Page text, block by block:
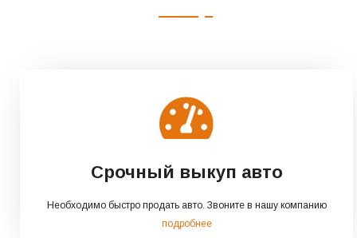
Срочный выкуп авто
Необходимо быстро продать авто. Звоните в нашу компанию
подробнее